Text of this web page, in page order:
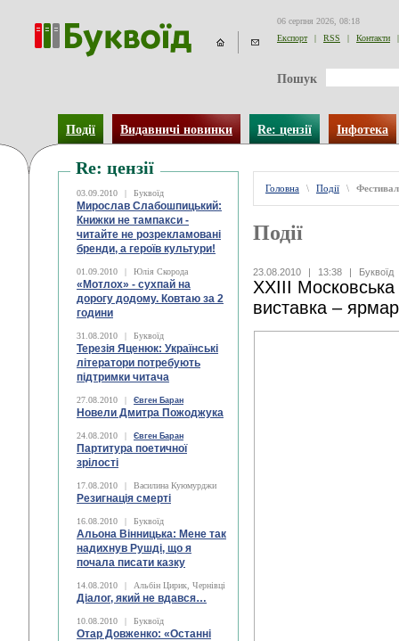
06 серпня 2026, 08:18
Експорт
| RSS | Контакти |
Пошук
Події Видавничі новинки Re: цензії Інфотека
Re: цензії
03.09.2010 | Буквоїд
Мирослав Слабошпицький:
Книжки не тампакси -
читайте не розрекламовані
бренди, а героїв культури!
01.09.2010 | Юлія Скорода
«Мотлох» - сухпай на
дорогу додому. Ковтаю за 2
години
31.08.2010 | Буквоїд
Терезія Яценюк: Українські
літератори потребують
підтримки читача
27.08.2010 | Євген Баран
Новели Дмитра Пожоджука
24.08.2010 | Євген Баран
Партитура поетичної
зрілості
17.08.2010 | Василина Куюмурджи
Резигнація смерті
16.08.2010 | Буквоїд
Альона Вінницька: Мене так
надихнув Рушді, що я
почала писати казку
14.08.2010 | Альбін Цирик, Чернівці
Діалог, який не вдався…
10.08.2010 | Буквоїд
Отар Довженко: «Останні
Головна \ Події \
Події
23.08.2010 | 13:38 | Буквоїд
XXIII
виставка –